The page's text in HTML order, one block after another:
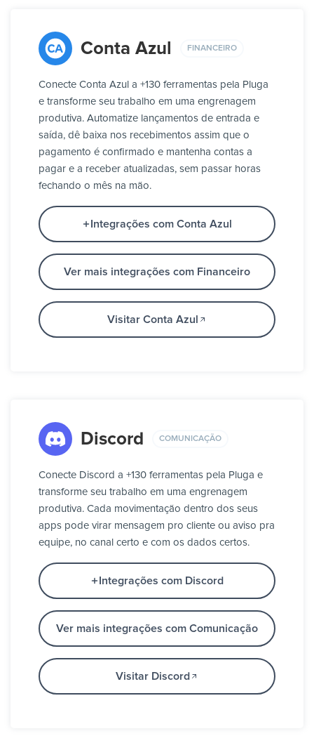
Conta Azul FINANCEIRO
Conecte Conta Azul a +130 ferramentas pela Pluga
e transforme seu trabalho em uma engrenagem
produtiva. Automatize lançamentos de entrada e
saída, dê baixa nos recebimentos assim que o
pagamento é confirmado e mantenha contas a
pagar e a receber atualizadas, sem passar horas
fechando o mês na mão.
Integrações com Conta Azul
Ver mais integrações com Financeiro
Visitar Conta Azul
Discord COMUNICAÇÃO
Conecte Discord a +130 ferramentas pela Pluga e
transforme seu trabalho em uma engrenagem
produtiva. Cada movimentação dentro dos seus
apps pode virar mensagem pro cliente ou aviso pra
equipe, no canal certo e com os dados certos.
Integrações com Discord
Ver mais integrações com Comunicação
Visitar Discord